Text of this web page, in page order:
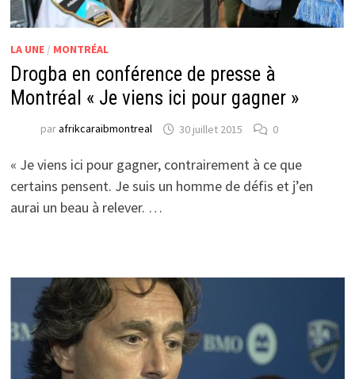
LA UNE/ MONTRÉAL
Drogba en conférence de presse à
Montréal « Je viens ici pour gagner »
parafrikcaraibmontreal 30 juillet 2015 0
« Je viens ici pour gagner, contrairement à ce que
certains pensent. Je suis un homme de défis et j’en
aurai un beau à relever. …